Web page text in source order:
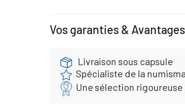
Vos garanties &
Livraison sous capsule
Spécialiste de la
Une sélection